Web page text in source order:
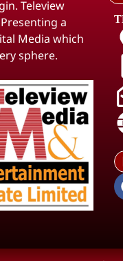
Teleview
a
Media which
sphere.